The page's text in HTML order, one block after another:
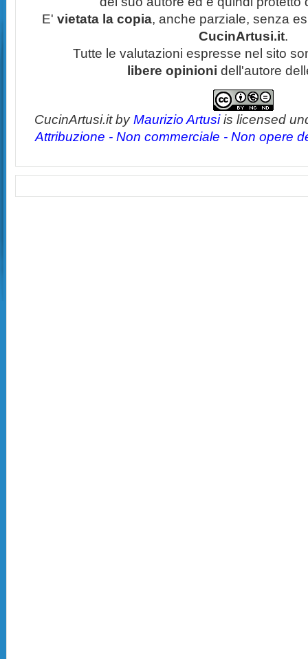
E' vietata la copia, anche parziale, senza
CucinArtusi.it.
Tutte le valutazioni espresse nel sito
libere opinioni dell'autore
CucinArtusi.itbyMaurizio Artusiis licensed
Attribuzione - Non commerciale - Non opere